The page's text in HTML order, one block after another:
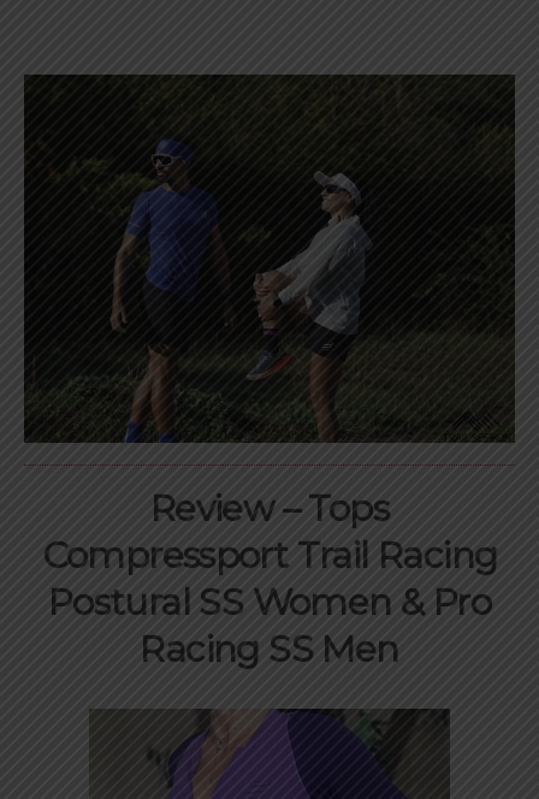
Review – Tops
Compressport Trail Racing
Postural SS Women & Pro
Racing SS Men